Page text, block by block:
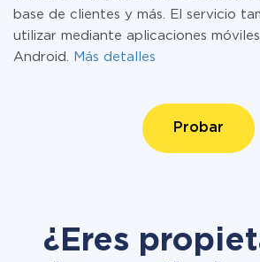
base de clientes y más. El servicio
utilizar mediante aplicaciones
Android.
Más detalles
Probar
¿Eres